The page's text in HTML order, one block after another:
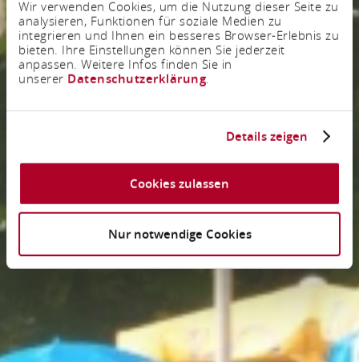
Wir verwenden Cookies, um die Nutzung dieser Seite zu
analysieren, Funktionen für soziale Medien zu
integrieren und Ihnen ein besseres Browser-Erlebnis zu
bieten. Ihre Einstellungen können Sie jederzeit
anpassen. Weitere Infos finden Sie in
unserer Datenschutzerklärung.
Details zeigen
Cookies zulassen
Nur notwendige Cookies